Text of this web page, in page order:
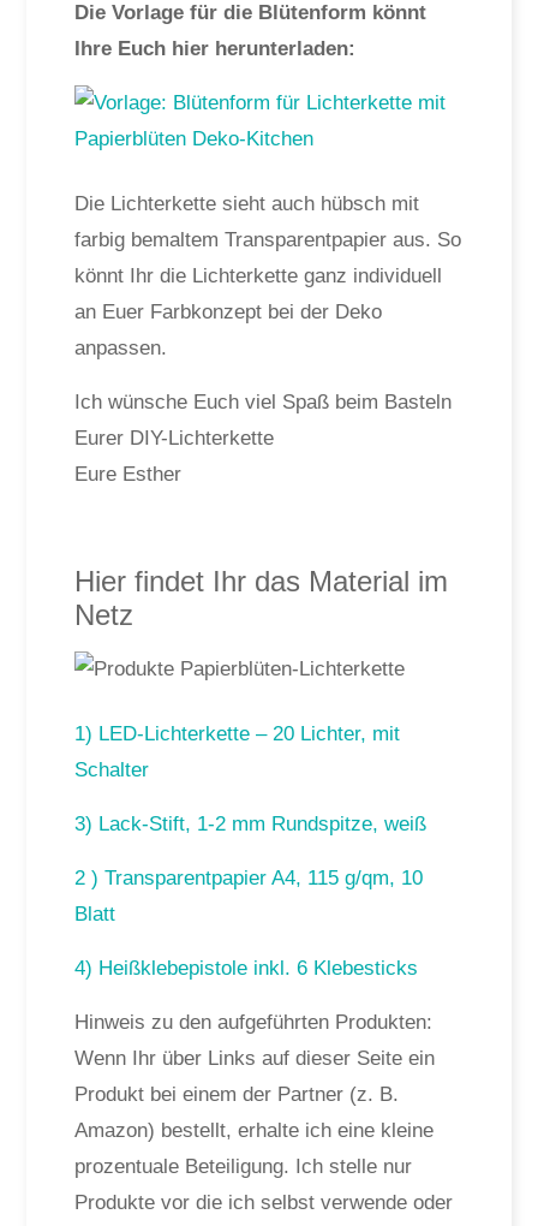
Die Vorlage für die Blütenform könnt
Ihre Euch hier herunterladen:
Die Lichterkette sieht auch hübsch mit
farbig bemaltem Transparentpapier aus. So
könnt Ihr die Lichterkette ganz individuell
an Euer Farbkonzept bei der Deko
anpassen.
Ich wünsche Euch viel Spaß beim Basteln
Eurer DIY-Lichterkette
Eure Esther
Hier findet Ihr das Material im
Netz
1) LED-Lichterkette – 20 Lichter, mit
Schalter
3) Lack-Stift, 1-2 mm Rundspitze, weiß
2 ) Transparentpapier A4, 115 g/qm, 10
Blatt
4) Heißklebepistole inkl. 6 Klebesticks
Hinweis zu den aufgeführten Produkten:
Wenn Ihr über Links auf dieser Seite ein
Produkt bei einem der Partner (z. B.
Amazon) bestellt, erhalte ich eine kleine
prozentuale Beteiligung. Ich stelle nur
Produkte vor die ich selbst verwende oder